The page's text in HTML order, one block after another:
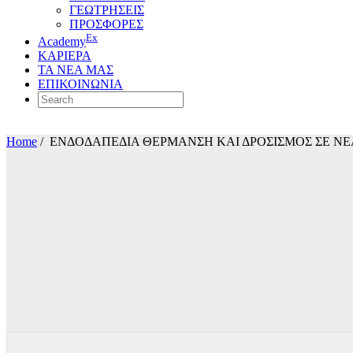
ΓΕΩΤΡΗΣΕΙΣ
ΠΡΟΣΦΟΡΕΣ
AcademyEx
ΚΑΡΙΕΡΑ
ΤΑ ΝΕΑ ΜΑΣ
ΕΠΙΚΟΙΝΩΝΙΑ
Home / ΕΝΔΟΔΑΠΕΔΙΑ ΘΕΡΜΑΝΣΗ ΚΑΙ ΔΡΟΣΙΣΜΟΣ ΣΕ